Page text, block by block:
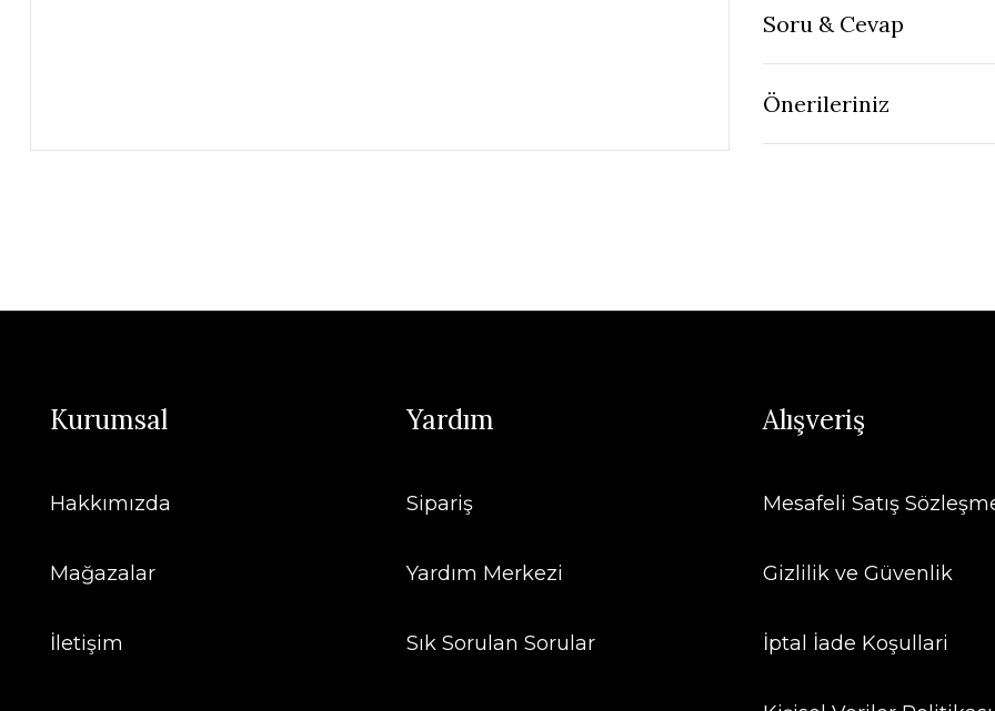
Soru & Cevap
Önerileriniz
Kurumsal
Hakkımızda
Mağazalar
İletişim
Yardım
Sipariş
Yardım Merkezi
Sık Sorulan Sorular
Alışveriş
Mesafeli Satış
Gizlilik ve Güvenlik
İptal İade Koşullari